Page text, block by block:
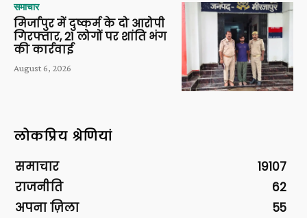
समाचार
मिर्जापुर में दुष्कर्म के दो आरोपी
गिरफ्तार, 21 लोगों पर शांति भंग
की कार्रवाई
August 6, 2026
लोकप्रिय श्रेणियां
समाचार
19107
राजनीति
62
अपना ज़िला
55